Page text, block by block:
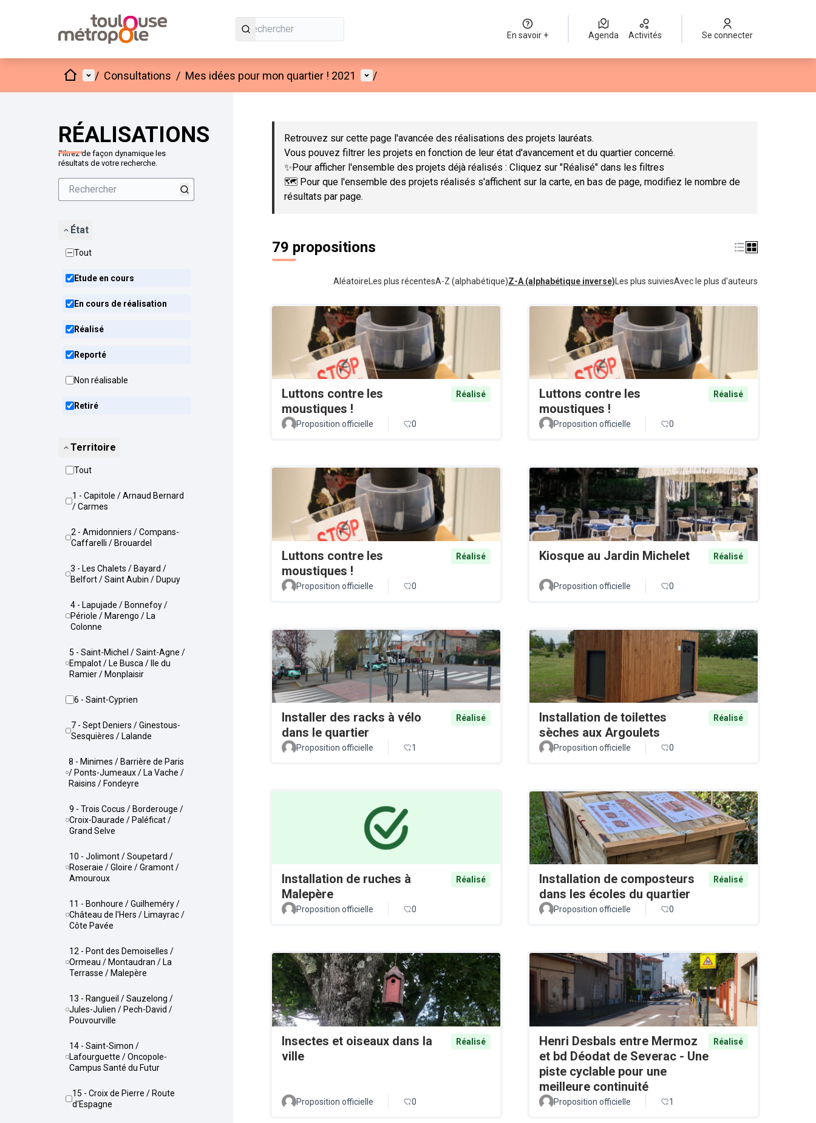
En savoir + Agenda Activités Se connecter
AccueilMenu principal
/ Consultations / Mes idées pour mon quartier ! 2021 Menu utilisateur
/
RÉALISATIONS
Filtrez de façon dynamique les
résultats de votre recherche.
État
Tout
Etude en cours
En cours de réalisation
Réalisé
Reporté
Non réalisable
Retiré
Territoire
Tout
1 - Capitole / Arnaud Bernard
/ Carmes
2 - Amidonniers / Compans-
Caffarelli / Brouardel
3 - Les Chalets / Bayard /
Belfort / Saint Aubin / Dupuy
4 - Lapujade / Bonnefoy /
Périole / Marengo / La
Colonne
5 - Saint-Michel / Saint-Agne /
Empalot / Le Busca / Ile du
Ramier / Monplaisir
6 - Saint-Cyprien
7 - Sept Deniers / Ginestous-
Sesquières / Lalande
8 - Minimes / Barrière de Paris
/ Ponts-Jumeaux / La Vache /
Raisins / Fondeyre
9 - Trois Cocus / Borderouge /
Croix-Daurade / Paléficat /
Grand Selve
10 - Jolimont / Soupetard /
Roseraie / Gloire / Gramont /
Amouroux
11 - Bonhoure / Guilheméry /
Château de l'Hers / Limayrac /
Côte Pavée
12 - Pont des Demoiselles /
Ormeau / Montaudran / La
Terrasse / Malepère
13 - Rangueil / Sauzelong /
Jules-Julien / Pech-David /
Pouvourville
14 - Saint-Simon /
Lafourguette / Oncopole-
Campus Santé du Futur
15 - Croix de Pierre / Route
d'Espagne
Passer la carte
Retrouvez sur cette page l'avancée des réalisations des projets lauréats.
Vous pouvez filtrer les projets en fonction de leur état d'avancement et du quartier concerné.
✨Pour afficher l'ensemble des projets déjà réalisés : Cliquez sur "Réalisé" dans les filtres
🗺️ Pour que l'ensemble des projets réalisés s'affichent sur la carte, en bas de page, modifiez le nombre de
résultats par page.
79 propositions
Aléatoire Les plus récentesA-Z (alphabétique)Z-A (alphabétique inverse) Les plus suiviesAvec le plus d'auteurs
Luttons contre les
moustiques !
Réalisé
Proposition officielle 0
Luttons contre les
moustiques !
Réalisé
Proposition officielle 0
Luttons contre les
moustiques !
Réalisé
Proposition officielle 0
Kiosque au Jardin Michelet Réalisé
Proposition officielle 0
Installer des racks à vélo
dans le quartier
Réalisé
Proposition officielle 1
Installation de toilettes
sèches aux Argoulets
Réalisé
Proposition officielle 0
Installation de ruches à
Malepère
Réalisé
Proposition officielle 0
Installation de composteurs
dans les écoles du quartier
Réalisé
Proposition officielle 0
Insectes et oiseaux dans la
ville
Réalisé
Proposition officielle 0
Henri Desbals entre Mermoz
et bd Déodat de Severac - Une
piste cyclable pour une
meilleure continuité
Réalisé
Proposition officielle 1